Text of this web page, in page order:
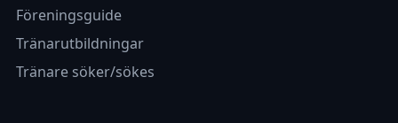
Föreningsguide
Tränarutbildningar
Tränare söker/sökes